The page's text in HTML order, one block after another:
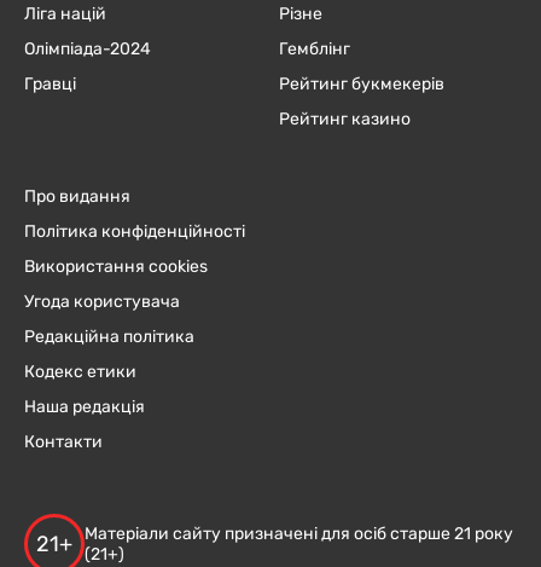
Ліга націй
Олімпіада-2024
Гравці
Різне
Гемблінг
Рейтинг букмекерів
Рейтинг казино
Про видання
Політика конфіденційності
Використання cookies
Угода користувача
Редакційна політика
Кодекс етики
Наша редакція
Контакти
21+
Матеріали сайту призначені для осіб старше 21 року
(21+)